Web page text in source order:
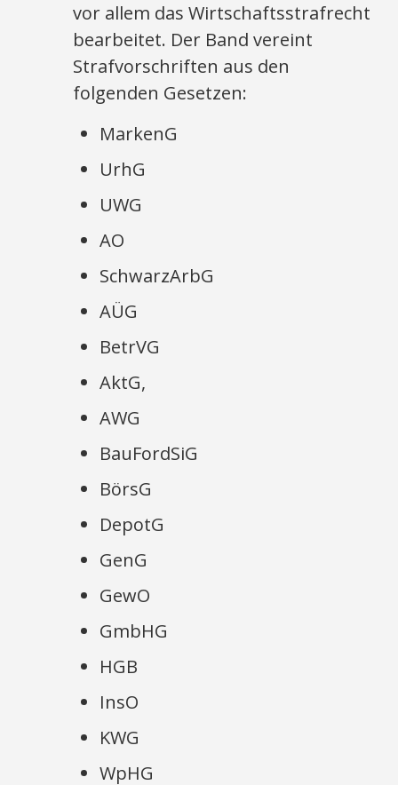
vor allem das Wirtschaftsstrafrecht
bearbeitet. Der Band vereint
Strafvorschriften aus den
folgenden Gesetzen:
MarkenG
UrhG
UWG
AO
SchwarzArbG
AÜG
BetrVG
AktG,
AWG
BauFordSiG
BörsG
DepotG
GenG
GewO
GmbHG
HGB
InsO
KWG
WpHG